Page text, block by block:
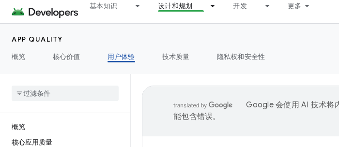
基本知识 设计和规划 开发 更多
APP QUALITY
概览
核心价值 用户体验 技术质量 隐私权和安全性
概览
核心应用质量
Google 会使用 AI 技术将
能包含错误。